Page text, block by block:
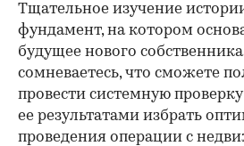
Тщательное изучение
фундамент, на котором
будущее нового
сомневаетесь, что сможете
провести системную
ее результатами избрать
проведения операции с